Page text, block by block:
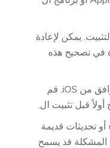
يمكن لإعادة
في تصحيح هذه
الجهاز ليس على أحدث إصدار متوافق من iOS. قم
تحديثات قديمة
المشكلة قد يسمح